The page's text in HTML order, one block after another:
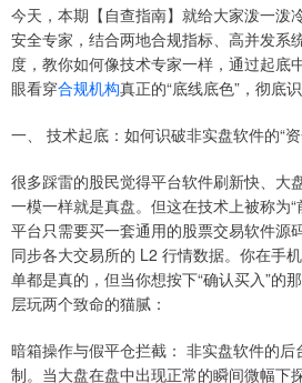
今天，本期【自查指南】就给大家泼一泼
安全专家，结合两地合规指标、高并发系
度，教你如何像技术专家一样，通过起底
眼看穿合规机构真正的“底线底色”，彻底
一、 技术起底：如何识破非实盘软件的“
很多踩雷的股民觉得平台软件刷新快、大
一模一样就是真盘。但这在技术上被称为
平台只需要买一套通用的股票交易软件源
同步各大交易所的 L2 行情数据。你在手
单都是真的，但当你想按下“确认买入”的
层玩两个致命的猫腻：
暗箱操作与假平仓拦截： 非实盘软件的
制。当大盘在盘中出现正常的瞬间微幅下